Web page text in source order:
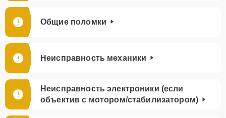
Общие поломки
Неисправность механики
Неисправность электроники (если
объектив с мотором/стабилизатором)